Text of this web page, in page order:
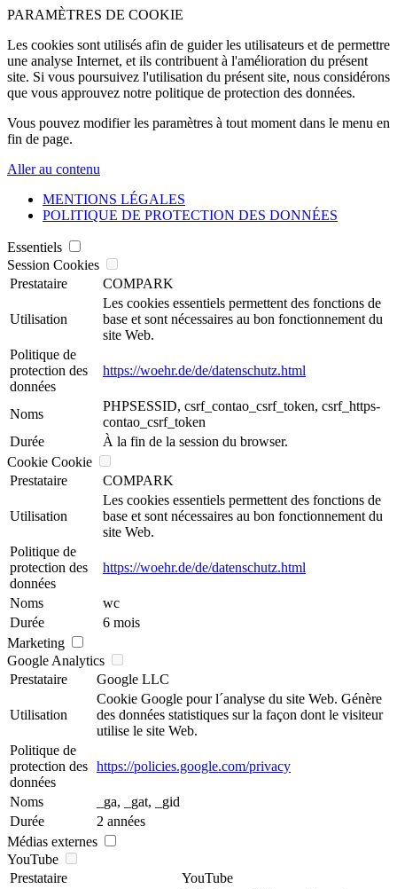
PARAMÈTRES DE COOKIE
Les cookies sont utilisés afin de guider les utilisateurs et de permettre
une analyse Internet, et ils contribuent à l'amélioration du présent
site. Si vous poursuivez l'utilisation du présent site, nous considérons
que vous approuvez notre politique de protection des données.
Vous pouvez modifier les paramètres à tout moment dans le menu en
fin de page.
Aller au contenu
MENTIONS LÉGALES
POLITIQUE DE PROTECTION DES DONNÉES
Essentiels
Session Cookies
Prestataire
COMPARK
Utilisation
Les cookies essentiels permettent des fonctions de
base et sont nécessaires au bon fonctionnement du
site Web.
Politique de
protection des
données
https://woehr.de/de/datenschutz.html
Noms
PHPSESSID, csrf_contao_csrf_token, csrf_https-
contao_csrf_token
Durée
À la fin de la session du browser.
Cookie Cookie
Prestataire
COMPARK
Utilisation
Les cookies essentiels permettent des fonctions de
base et sont nécessaires au bon fonctionnement du
site Web.
Politique de
protection des
données
https://woehr.de/de/datenschutz.html
Noms
wc
Durée
6 mois
Marketing
Google Analytics
Prestataire
Google LLC
Utilisation
Cookie Google pour l´analyse du site Web. Génère
des données statistiques sur la façon dont le visiteur
utilise le site Web.
Politique de
protection des
données
https://policies.google.com/privacy
Noms
_ga, _gat, _gid
Durée
2 années
Médias externes
YouTube
Prestataire
YouTube